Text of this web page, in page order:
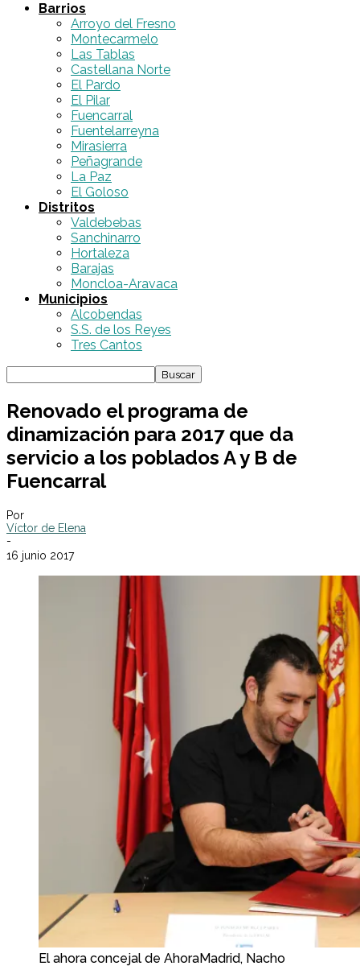
Barrios
Arroyo del Fresno
Montecarmelo
Las Tablas
Castellana Norte
El Pardo
El Pilar
Fuencarral
Fuentelarreyna
Mirasierra
Peñagrande
La Paz
El Goloso
Distritos
Valdebebas
Sanchinarro
Hortaleza
Barajas
Moncloa-Aravaca
Municipios
Alcobendas
S.S. de los Reyes
Tres Cantos
Renovado el programa de
dinamización para 2017 que da
servicio a los poblados A y B de
Fuencarral
Por
Víctor de Elena
-
16 junio 2017
El ahora concejal de AhoraMadrid, Nacho